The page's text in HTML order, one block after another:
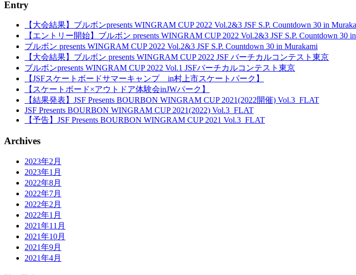
Entry
【大会結果】ブルボンpresents WINGRAM CUP 2022 Vol.2&3 JSF S.P. Countdown 30 in
【エントリー開始】ブルボン presents WINGRAM CUP 2022 Vol.2&3 JSF S.P. Countdown 30
ブルボン presents WINGRAM CUP 2022 Vol.2&3 JSF S.P. Countdown 30 in Murakami
【大会結果】ブルボン presents WINGRAM CUP 2022 JSF バーチカルコンテスト東京
ブルボンpresents WINGRAM CUP 2022 Vol.1 JSFバーチカルコンテスト東京
【JSFスケートボードサマーキャンプ in村上市スケートパーク】
【スケートボード×アウトドア体験会inJWパーク】
【結果発表】JSF Presents BOURBON WINGRAM CUP 2021(2022開催) Vol.3 FLAT
JSF Presents BOURBON WINGRAM CUP 2021(2022) Vol.3 FLAT
【予告】JSF Presents BOURBON WINGRAM CUP 2021 Vol.3 FLAT
Archives
2023年2月
2023年1月
2022年8月
2022年7月
2022年2月
2022年1月
2021年11月
2021年10月
2021年9月
2021年4月